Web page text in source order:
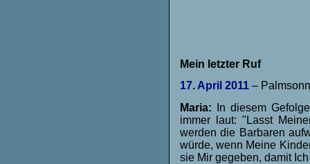
Mein letzter Ruf
17. April 2011–
Maria: In diesem
immer laut: "Lasst
werden die Barbaren
würde, wenn Meine
sie Mir gegeben, damit